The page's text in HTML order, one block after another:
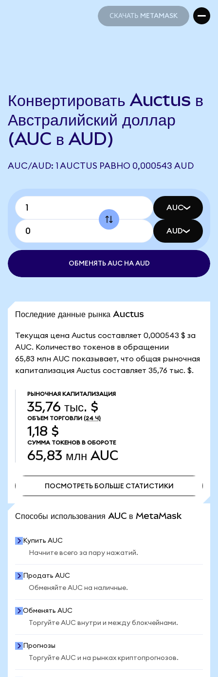
СКАЧАТЬ METAMASK
Конвертировать Auctus в
Австралийский доллар
(AUC в AUD)
AUC/AUD: 1 AUCTUS РАВНО 0,000543 AUD
AUC
AUD
ОБМЕНЯТЬ AUC НА AUD
Последние данные рынка Auctus
Текущая цена Auctus составляет 0,000543 $ за
AUC. Количество токенов в обращении
65,83 млн AUC показывает, что общая рыночная
капитализация Auctus составляет 35,76 тыс. $.
РЫНОЧНАЯ КАПИТАЛИЗАЦИЯ
35,76 тыс. $
ОБЪЕМ ТОРГОВЛИ (24 Ч)
1,18 $
СУММА ТОКЕНОВ В ОБОРОТЕ
65,83 млн AUC
ПОСМОТРЕТЬ БОЛЬШЕ СТАТИСТИКИ
Способы использования AUC в MetaMask
Купить AUC
Начните всего за пару нажатий.
Продать AUC
Обменяйте AUC на наличные.
Обменять AUC
Торгуйте AUC внутри и между блокчейнами.
Прогнозы
Торгуйте AUC и на рынках криптопрогнозов.